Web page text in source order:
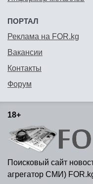
ПОРТАЛ
Реклама на FOR.kg
Вакансии
Контакты
Форум
18+
Поисковый сайт
агрегатор СМИ)